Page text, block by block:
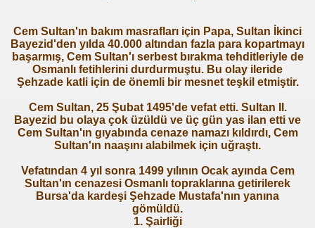
Cem Sultan'ın bakım masrafları için Papa, Sultan İkinci
Bayezid'den yılda 40.000 altından fazla para kopartmayı
başarmış, Cem Sultan'ı serbest bırakma tehditleriyle de
Osmanlı fetihlerini durdurmuştu. Bu olay ileride
Şehzade katli için de önemli bir mesnet teşkil etmiştir.
Cem Sultan, 25 Şubat 1495'de vefat etti. Sultan II.
Bayezid bu olaya çok üzüldü ve üç gün yas ilan etti ve
Cem Sultan'ın gıyabında cenaze namazı kıldırdı, Cem
Sultan'ın naaşını alabilmek için uğraştı.
Vefatından 4 yıl sonra 1499 yılının Ocak ayında Cem
Sultan'ın cenazesi Osmanlı topraklarına getirilerek
Bursa'da kardeşi Şehzade Mustafa'nın yanına
gömüldü.
1. Şairliği